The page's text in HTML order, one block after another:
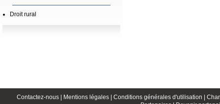
Droit rural
Contactez-nous | Mentions légales | Conditions générales d'utilisation |